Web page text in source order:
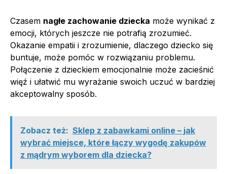
Czasem nagłe zachowanie dziecka może wynikać z
emocji, których jeszcze nie potrafią zrozumieć.
Okazanie empatii i zrozumienie, dlaczego dziecko się
buntuje, może pomóc w rozwiązaniu problemu.
Połączenie z dzieckiem emocjonalnie może zacieśnić
więź i ułatwić mu wyrażanie swoich uczuć w bardziej
akceptowalny sposób.
Zobacz też: Sklep z zabawkami online – jak
wybrać miejsce, które łączy wygodę zakupów
z mądrym wyborem dla dziecka?